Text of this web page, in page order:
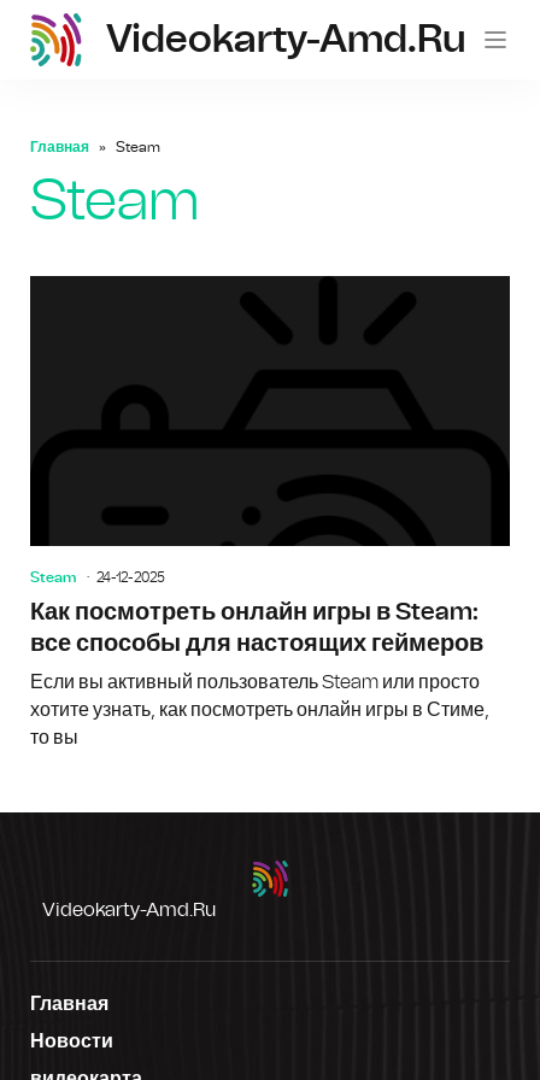
Videokarty-Amd.ru
Главная Steam
Steam
Steam 24-12-2025
Как посмотреть онлайн игры в Steam:
все способы для настоящих геймеров
Если вы активный пользователь Steam или просто
хотите узнать, как посмотреть онлайн игры в Стиме,
то вы
Videokarty-Amd.ru
Главная
Новости